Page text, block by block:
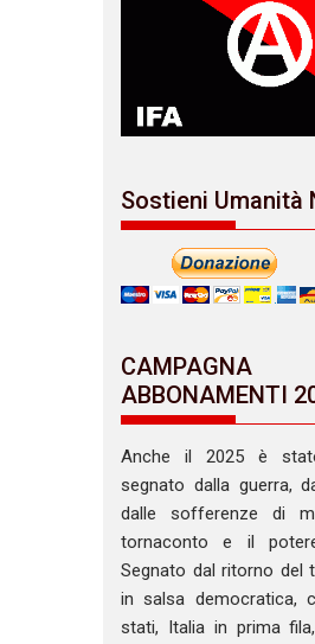
Sostieni Umanità
CAMPAGNA
ABBONAMENTI
Anche il 2025 è
segnato dalla guerra,
dalle sofferenze di
tornaconto e il
Segnato dal ritorno del
in salsa democratica,
stati, Italia in prima